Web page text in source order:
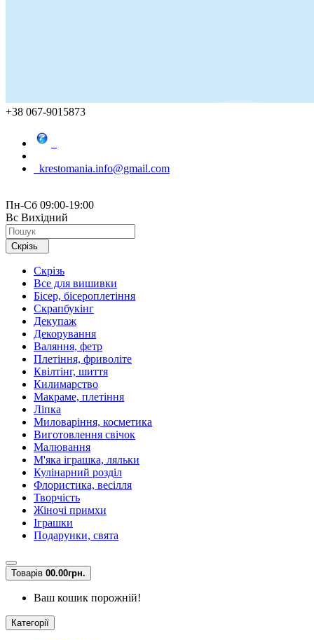
+38 067-9015873
krestomania.info@gmail.com
Пн-Сб 09:00-19:00
Вс Вихідний
Скрізь
Скрізь
Все для вишивки
Бісер, бісероплетіння
Скрапбукінг
Декупаж
Декорування
Валяння, фетр
Плетіння, фриволіте
Квілтінг, шиття
Килимарство
Макраме, плетіння
Ліпка
Миловаріння, косметика
Виготовлення свічок
Малювання
М'яка іграшка, ляльки
Кулінарний розділ
Флористика, весілля
Творчість
Жіночі примхи
Іграшки
Подарунки, свята
Товарів 00.00грн.
Ваш кошик порожній!
Категорії